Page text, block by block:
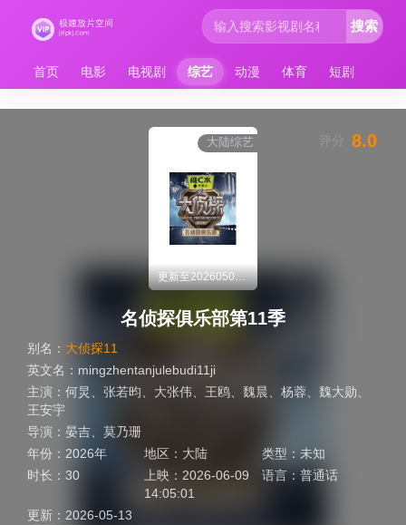
首页 电影 电视剧 综艺 动漫 体育 短剧
搜索
大陆综艺
更新至20260508期
名侦探俱乐部第11季
别名： 大侦探11
英文名： mingzhentanjulebudi11ji
主演： 何炅 张若昀 大张伟 王鸥 魏晨 杨蓉 魏大勋
王安宇
导演： 晏吉
莫乃珊
年份： 2026年 地区： 大陆 类型： 未知
时长： 30 上映： 2026-06-09
14:05:01
语言： 普通话
更新： 2026-05-13
评分 8.0